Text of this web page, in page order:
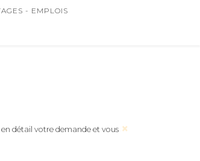
- EMPLOIS
×
détail votre demande et vous